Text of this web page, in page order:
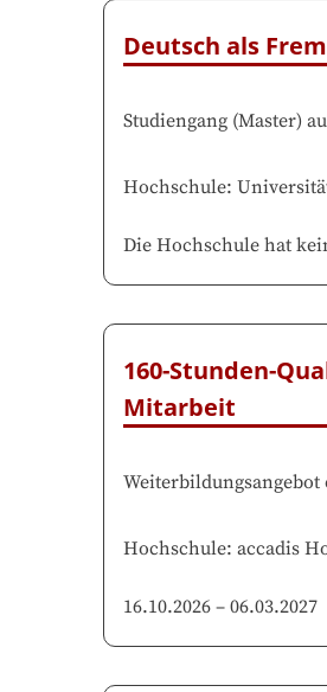
Deutsch als
Studiengang (Master)
Hochschule:
Die Hochschule hat
160-Stunden-
Mitarbeit
Hochschule: accadis
16.10.2026 – 06.03.2027